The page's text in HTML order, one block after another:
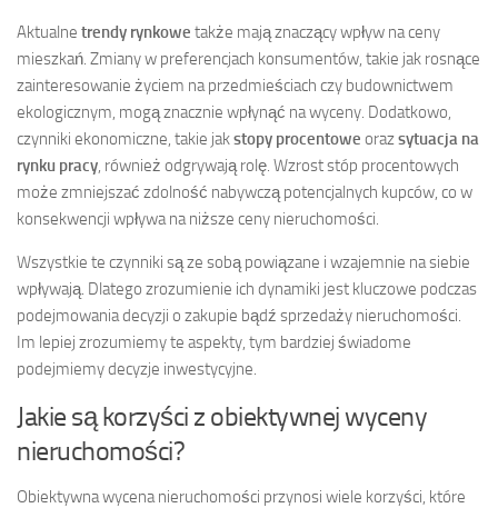
Aktualne trendy rynkowe także mają znaczący wpływ na ceny
mieszkań. Zmiany w preferencjach konsumentów, takie jak rosnące
zainteresowanie życiem na przedmieściach czy budownictwem
ekologicznym, mogą znacznie wpłynąć na wyceny. Dodatkowo,
czynniki ekonomiczne, takie jakstopy procentowe orazsytuacja na
rynku pracy, również odgrywają rolę. Wzrost stóp procentowych
może zmniejszać zdolność nabywczą potencjalnych kupców, co w
konsekwencji wpływa na niższe ceny nieruchomości.
Wszystkie te czynniki są ze sobą powiązane i wzajemnie na siebie
wpływają. Dlatego zrozumienie ich dynamiki jest kluczowe podczas
podejmowania decyzji o zakupie bądź sprzedaży nieruchomości.
Im lepiej zrozumiemy te aspekty, tym bardziej świadome
podejmiemy decyzje inwestycyjne.
Jakie są korzyści z obiektywnej wyceny
nieruchomości?
Obiektywna wycena nieruchomości przynosi wiele korzyści, które